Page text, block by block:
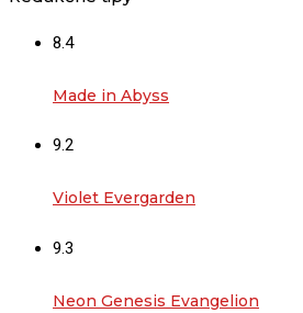
8.4
Made in Abyss
9.2
Violet Evergarden
9.3
Neon Genesis Evangelion